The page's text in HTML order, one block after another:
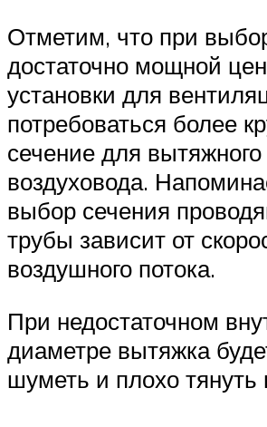
Отметим, что при
достаточно мощной
установки для
потребоваться более
сечение для вытяжного
воздуховода.
выбор сечения
трубы зависит от
воздушного потока.
При недостаточном
диаметре вытяжка
шуметь и плохо тянуть